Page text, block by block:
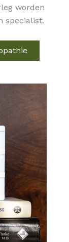
worden
specialist.